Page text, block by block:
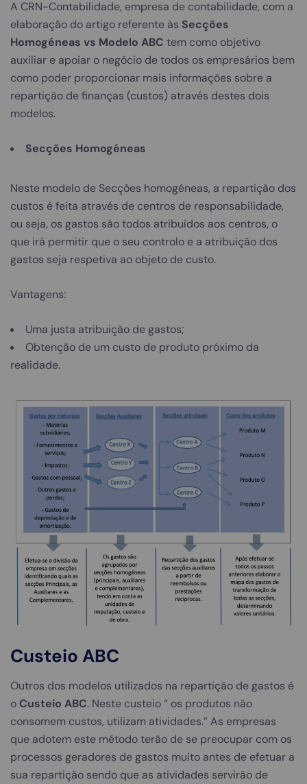
A CRN-Contabilidade, empresa de contabilidade, com a
elaboração do artigo referente às Secções
Homogéneas vs Modelo ABC tem como objetivo
auxiliar e apoiar o negócio de todos os empresários bem
como poder proporcionar mais informações sobre a
repartição de finanças (custos) através destes dois
modelos.
Secções Homogéneas
Neste modelo de Secções homogéneas, a repartição dos
custos é feita através de centros de responsabilidade,
ou seja, os gastos são todos atribuídos aos centros, o
que irá permitir que o seu controlo e a atribuição dos
gastos seja respetiva ao objeto de custo.
Vantagens:
Uma justa atribuição de gastos;
Obtenção de um custo de produto próximo da
realidade.
Custeio ABC
Outros dos modelos utilizados na repartição de gastos é
o Custeio ABC. Neste custeio “ os produtos não
consomem custos, utilizam atividades.” As empresas
que adotem este método terão de se preocupar com os
processos geradores de gastos muito antes de efetuar a
sua repartição sendo que as atividades servirão de